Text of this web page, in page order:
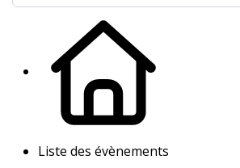
Liste des évènements